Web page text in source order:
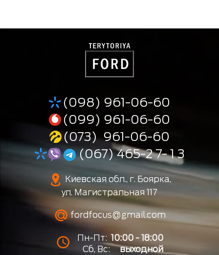
(098) 961-06-60
(099) 961-06-60
(073) 961-06-60
(067) 465-2 7- 1 3
Киевская обл., г. Боярка,
ул. Магистральная 117
fordfocus@gmail.com
Пн-Пт: 10:00 - 18:00
Сб, Вс:
выходной